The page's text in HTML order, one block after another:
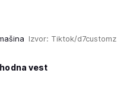
Izvor: Tiktok/d7customz
vest